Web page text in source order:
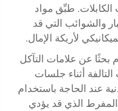
الكابلات. طبِّق مواد
والشوائب التي قد
لأريكة الإمال.
بحثًا عن علامات التآكل
أثناء جلسات
عند الحاجة باستخدام
المفرط الذي قد يؤدي